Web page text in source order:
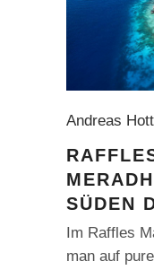
Andreas
SÜDEN
Im Raffles
man auf